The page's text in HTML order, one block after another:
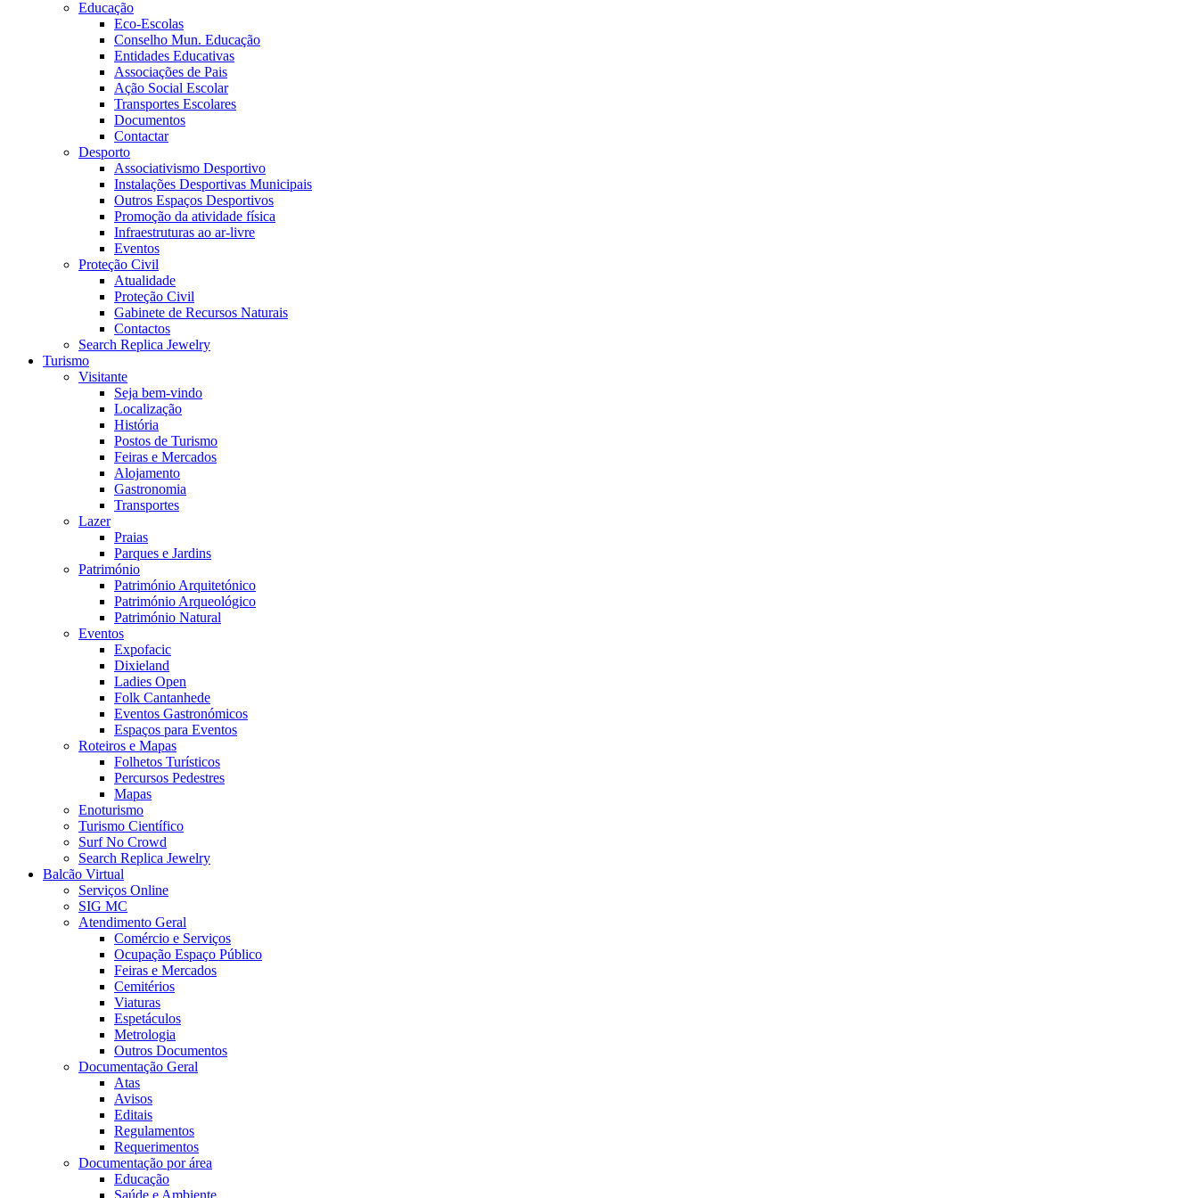
Educação
Eco-Escolas
Conselho Mun. Educação
Entidades Educativas
Associações de Pais
Ação Social Escolar
Transportes Escolares
Documentos
Contactar
Desporto
Associativismo Desportivo
Instalações Desportivas Municipais
Outros Espaços Desportivos
Promoção da atividade física
Infraestruturas ao ar-livre
Eventos
Proteção Civil
Atualidade
Proteção Civil
Gabinete de Recursos Naturais
Contactos
Search Replica Jewelry
Turismo
Visitante
Seja bem-vindo
Localização
História
Postos de Turismo
Feiras e Mercados
Alojamento
Gastronomia
Transportes
Lazer
Praias
Parques e Jardins
Património
Património Arquitetónico
Património Arqueológico
Património Natural
Eventos
Expofacic
Dixieland
Ladies Open
Folk Cantanhede
Eventos Gastronómicos
Espaços para Eventos
Roteiros e Mapas
Folhetos Turísticos
Percursos Pedestres
Mapas
Enoturismo
Turismo Científico
Surf No Crowd
Search Replica Jewelry
Balcão Virtual
Serviços Online
SIG MC
Atendimento Geral
Comércio e Serviços
Ocupação Espaço Público
Feiras e Mercados
Cemitérios
Viaturas
Espetáculos
Metrologia
Outros Documentos
Documentação Geral
Atas
Avisos
Editais
Regulamentos
Requerimentos
Documentação por área
Educação
Saúde e Ambiente